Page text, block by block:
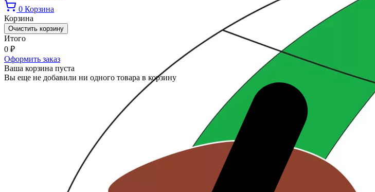
0 Корзина
Корзина
Очистить корзину
Итого
0 ₽
Оформить заказ
Ваша корзина пуста
Вы еще не добавили ни одного товара в корзину